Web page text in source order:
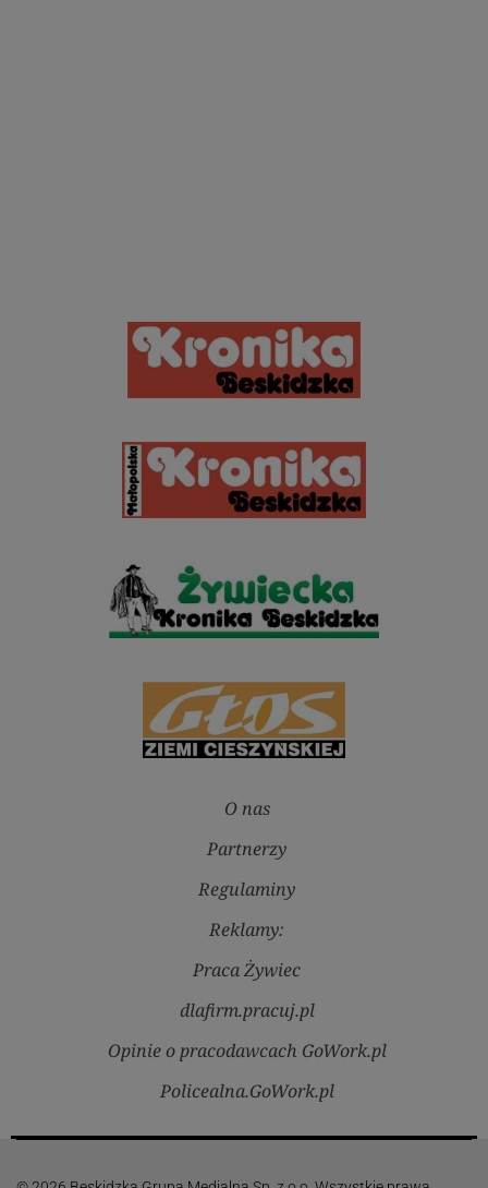
O nas
Partnerzy
Regulaminy
Reklamy:
Praca Żywiec
dlafirm.pracuj.pl
Opinie o pracodawcach GoWork.pl
Policealna.GoWork.pl